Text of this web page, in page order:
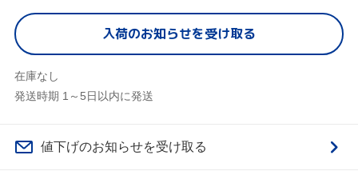
入荷のお知らせを受け取る
在庫なし
発送時期 1～5日以内に発送
値下げのお知らせを受け取る